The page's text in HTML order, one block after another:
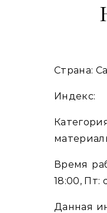
Страна:
Индекс:
Время
18:00, Пт:
Данная